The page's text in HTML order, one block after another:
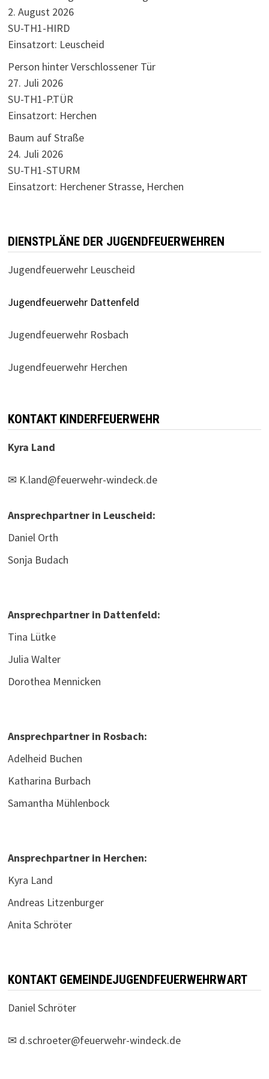
2. August 2026
SU-TH1-HIRD
Einsatzort: Leuscheid
Person hinter Verschlossener Tür
27. Juli 2026
SU-TH1-P.TÜR
Einsatzort: Herchen
Baum auf Straße
24. Juli 2026
SU-TH1-STURM
Einsatzort: Herchener Strasse, Herchen
DIENSTPLÄNE DER JUGENDFEUERWEHREN
Jugendfeuerwehr Leuscheid
Jugendfeuerwehr Dattenfeld
Jugendfeuerwehr Rosbach
Jugendfeuerwehr Herchen
KONTAKT KINDERFEUERWEHR
Kyra Land
✉ K.land@feuerwehr-windeck.de
Ansprechpartner in Leuscheid:
Daniel Orth
Sonja Budach
Ansprechpartner in Dattenfeld:
Tina Lütke
Julia Walter
Dorothea Mennicken
Ansprechpartner in Rosbach:
Adelheid Buchen
Katharina Burbach
Samantha Mühlenbock
Ansprechpartner in Herchen:
Kyra Land
Andreas Litzenburger
Anita Schröter
KONTAKT GEMEINDEJUGENDFEUERWEHRWART
Daniel Schröter
✉ d.schroeter@feuerwehr-windeck.de